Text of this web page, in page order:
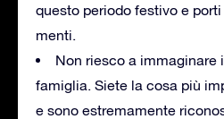
questo periodo festivo e
menti.
Non riesco a immaginare
famiglia. Siete la cosa più
e sono estremamente